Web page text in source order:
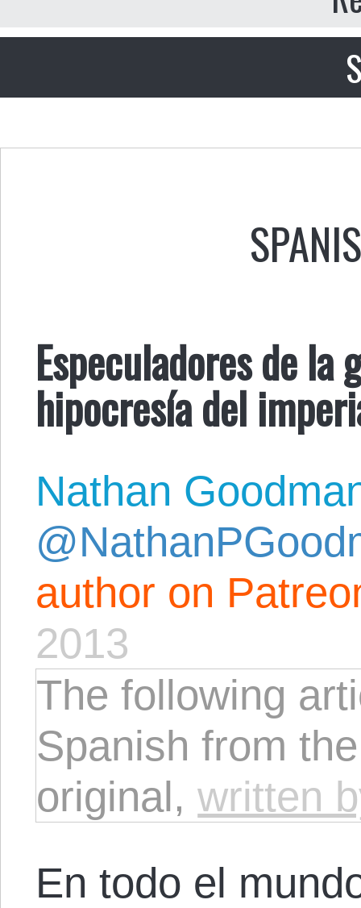
Especuladores de la
hipocresía del
Nathan
author on
2013
The following
Spanish from
original,written
En todo el